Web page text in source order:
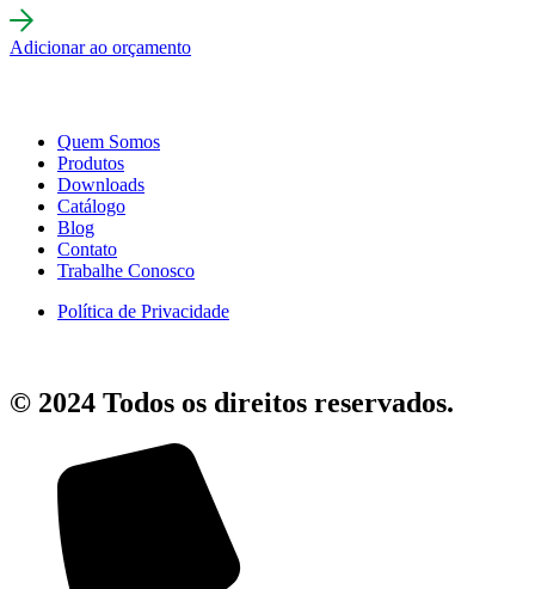
Adicionar ao orçamento
Quem Somos
Produtos
Downloads
Catálogo
Blog
Contato
Trabalhe Conosco
Política de Privacidade
© 2024 Todos os direitos reservados.